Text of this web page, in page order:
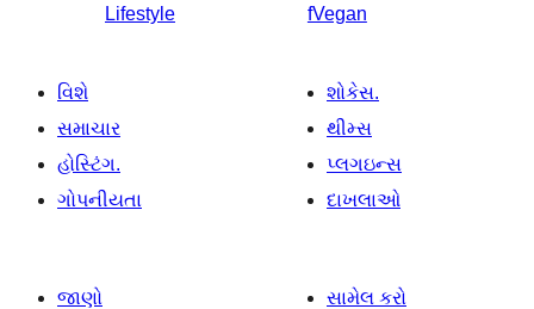
Lifestyle
fVegan
વિશે
સમાચાર
હોસ્ટિંગ.
ગોપનીયતા
શોકેસ.
થીમ્સ
પ્લગઇન્સ
દાખલાઓ
જાણો
સામેલ કરો